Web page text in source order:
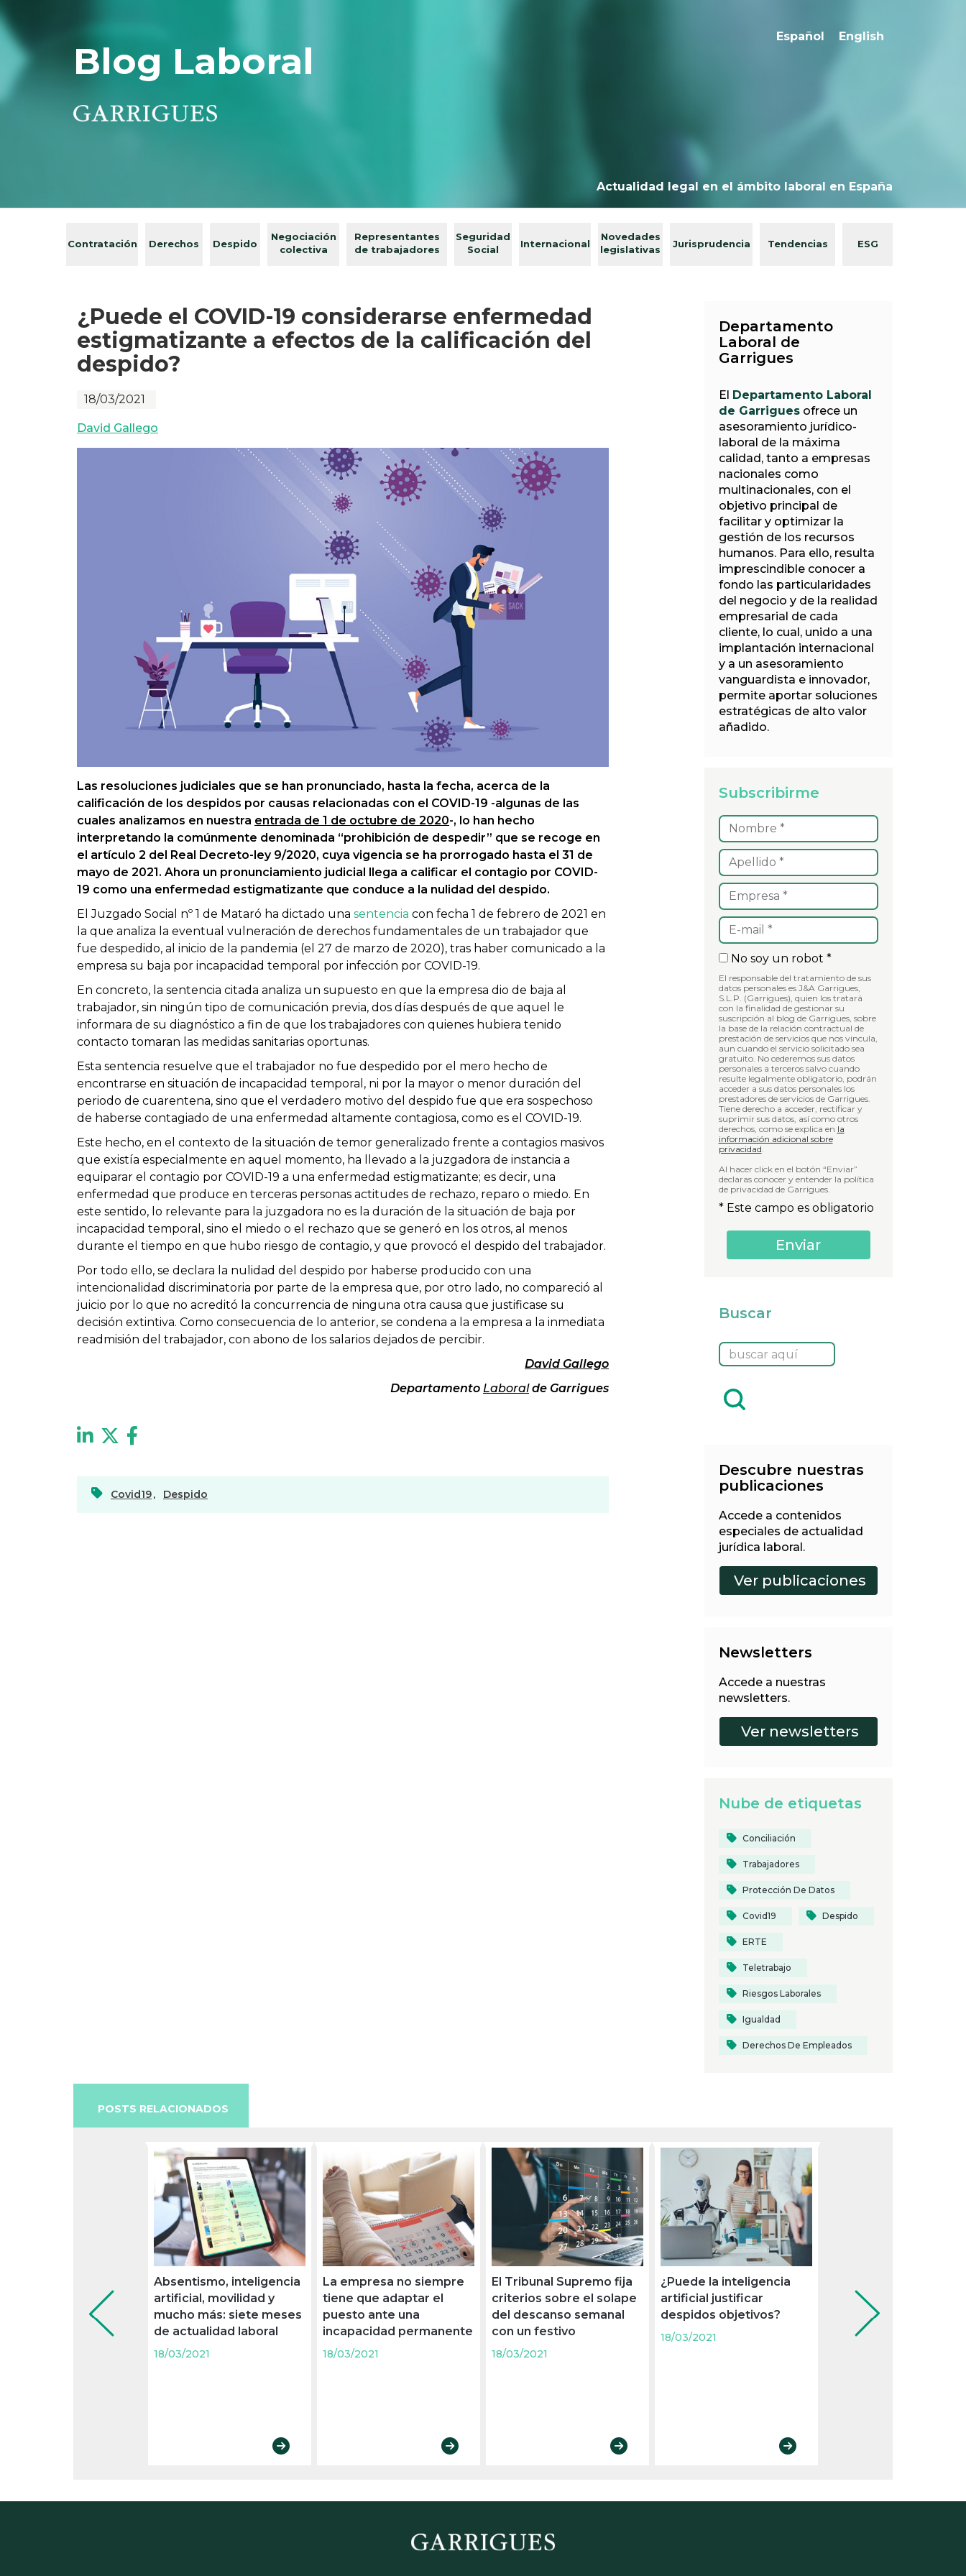
Blog Laboral
Español English
Actualidad legal en el ámbito laboral en España
Contratación Derechos Despido
Negociación
colectiva
Representantes
de trabajadores
Seguridad
Social
Internacional
Novedades
legislativas
Jurisprudencia Tendencias ESG
¿Puede el COVID-19 considerarse enfermedad
estigmatizante a efectos de la calificación del
despido?
18/03/2021
David Gallego
Las resoluciones judiciales que se han pronunciado, hasta la fecha, acerca de la
calificación de los despidos por causas relacionadas con el COVID-19 -algunas de las
cuales analizamos en nuestra entrada de 1 de octubre de 2020-, lo han hecho
interpretando la comúnmente denominada “prohibición de despedir” que se recoge en
el artículo 2 del Real Decreto-ley 9/2020, cuya vigencia se ha prorrogado hasta el 31 de
mayo de 2021. Ahora un pronunciamiento judicial llega a calificar el contagio por COVID-
19 como una enfermedad estigmatizante que conduce a la nulidad del despido.
El Juzgado Social nº 1 de Mataró ha dictado una sentencia con fecha 1 de febrero de 2021 en
la que analiza la eventual vulneración de derechos fundamentales de un trabajador que
fue despedido, al inicio de la pandemia (el 27 de marzo de 2020), tras haber comunicado a la
empresa su baja por incapacidad temporal por infección por COVID-19.
En concreto, la sentencia citada analiza un supuesto en que la empresa dio de baja al
trabajador, sin ningún tipo de comunicación previa, dos días después de que aquel le
informara de su diagnóstico a fin de que los trabajadores con quienes hubiera tenido
contacto tomaran las medidas sanitarias oportunas.
Esta sentencia resuelve que el trabajador no fue despedido por el mero hecho de
encontrarse en situación de incapacidad temporal, ni por la mayor o menor duración del
periodo de cuarentena, sino que el verdadero motivo del despido fue que era sospechoso
de haberse contagiado de una enfermedad altamente contagiosa, como es el COVID-19.
Este hecho, en el contexto de la situación de temor generalizado frente a contagios masivos
que existía especialmente en aquel momento, ha llevado a la juzgadora de instancia a
equiparar el contagio por COVID-19 a una enfermedad estigmatizante; es decir, una
enfermedad que produce en terceras personas actitudes de rechazo, reparo o miedo. En
este sentido, lo relevante para la juzgadora no es la duración de la situación de baja por
incapacidad temporal, sino el miedo o el rechazo que se generó en los otros, al menos
durante el tiempo en que hubo riesgo de contagio, y que provocó el despido del trabajador.
Por todo ello, se declara la nulidad del despido por haberse producido con una
intencionalidad discriminatoria por parte de la empresa que, por otro lado, no compareció al
juicio por lo que no acreditó la concurrencia de ninguna otra causa que justificase su
decisión extintiva. Como consecuencia de lo anterior, se condena a la empresa a la inmediata
readmisión del trabajador, con abono de los salarios dejados de percibir.
David Gallego
Departamento Laboralde Garrigues
Covid19, Despido
Departamento
Laboral de
Garrigues
El
Departamento Laboral
de Garriguesofrece un
asesoramiento jurídico-
laboral de la máxima
calidad, tanto a empresas
nacionales como
multinacionales, con el
objetivo principal de
facilitar y optimizar la
gestión de los recursos
humanos. Para ello, resulta
imprescindible conocer a
fondo las particularidades
del negocio y de la realidad
empresarial de cada
cliente, lo cual, unido a una
implantación internacional
y a un asesoramiento
vanguardista e innovador,
permite aportar soluciones
estratégicas de alto valor
añadido.
Subscribirme
No soy un robot *
El responsable del tratamiento de sus
datos personales es J&A Garrigues,
S.L.P. (Garrigues), quien los tratará
con la finalidad de gestionar su
suscripción al blog de Garrigues, sobre
la base de la relación contractual de
prestación de servicios que nos vincula,
aun cuando el servicio solicitado sea
gratuito. No cederemos sus datos
personales a terceros salvo cuando
resulte legalmente obligatorio, podrán
acceder a sus datos personales los
prestadores de servicios de Garrigues.
Tiene derecho a acceder, rectificar y
suprimir sus datos, así como otros
derechos, como se explica en la
información adicional sobre
privacidad.
Al hacer click en el botón “Enviar”
declaras conocer y entender la política
de privacidad de Garrigues.
* Este campo es obligatorio
Buscar
Descubre nuestras
publicaciones
Accede a contenidos
especiales de actualidad
jurídica laboral.
Newsletters
Accede a nuestras
newsletters.
Nube de etiquetas
Conciliación
Trabajadores
Protección De Datos
Covid19 Despido
ERTE
Teletrabajo
Riesgos Laborales
Igualdad
Derechos De Empleados
POSTS RELACIONADOS
Absentismo, inteligencia
artificial, movilidad y
mucho más: siete meses
de actualidad laboral
18/03/2021
La empresa no siempre
tiene que adaptar el
puesto ante una
incapacidad permanente
18/03/2021
El Tribunal Supremo fija
criterios sobre el solape
del descanso semanal
con un festivo
18/03/2021
¿Puede la inteligencia
artificial justificar
despidos objetivos?
18/03/2021
novedades laborales
puede traer el año
18/03/2021